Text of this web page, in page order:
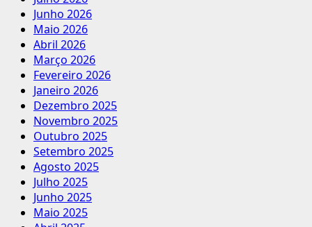
Junho 2026
Maio 2026
Abril 2026
Março 2026
Fevereiro 2026
Janeiro 2026
Dezembro 2025
Novembro 2025
Outubro 2025
Setembro 2025
Agosto 2025
Julho 2025
Junho 2025
Maio 2025